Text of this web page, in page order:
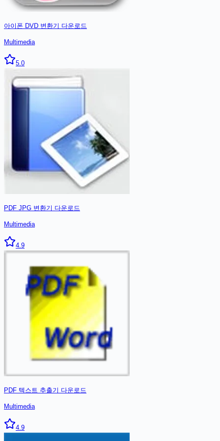
아이폰 DVD 변환기 다운로드
Multimedia
5.0
PDF JPG 변환기 다운로드
Multimedia
4.9
PDF 텍스트 추출기 다운로드
Multimedia
4.9